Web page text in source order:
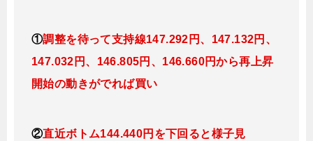
①調整を待って支持線147.292円、147.132円、
147.032円、146.805円、146.660円から再上昇
開始の動きがでれば買い
②直近ボトム144.440円を下回ると様子見